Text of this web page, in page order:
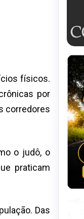
físicos.
por
corredores
o judô, o
praticam
Das